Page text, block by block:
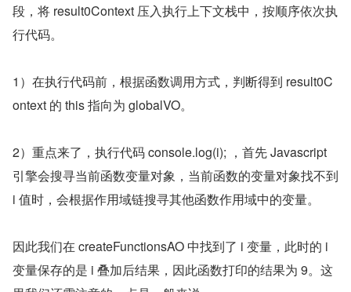
段，将 result0Context 压入执行上下文栈中，按顺序依次执
行代码。
1）在执行代码前，根据函数调用方式，判断得到 result0C
ontext 的 this 指向为 globalVO。
2）重点来了，执行代码 console.log(i); ，首先 Javascript
引擎会搜寻当前函数变量对象，当前函数的变量对象找不到
i 值时，会根据作用域链搜寻其他函数作用域中的变量。
因此我们在 createFunctionsAO 中找到了 i 变量，此时的 i
变量保存的是 i 叠加后结果，因此函数打印的结果为 9。这